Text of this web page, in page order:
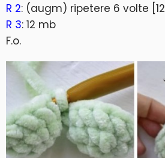
R 2: (augm) ripetere 6 volte [12]
R 3: 12 mb
F.o.